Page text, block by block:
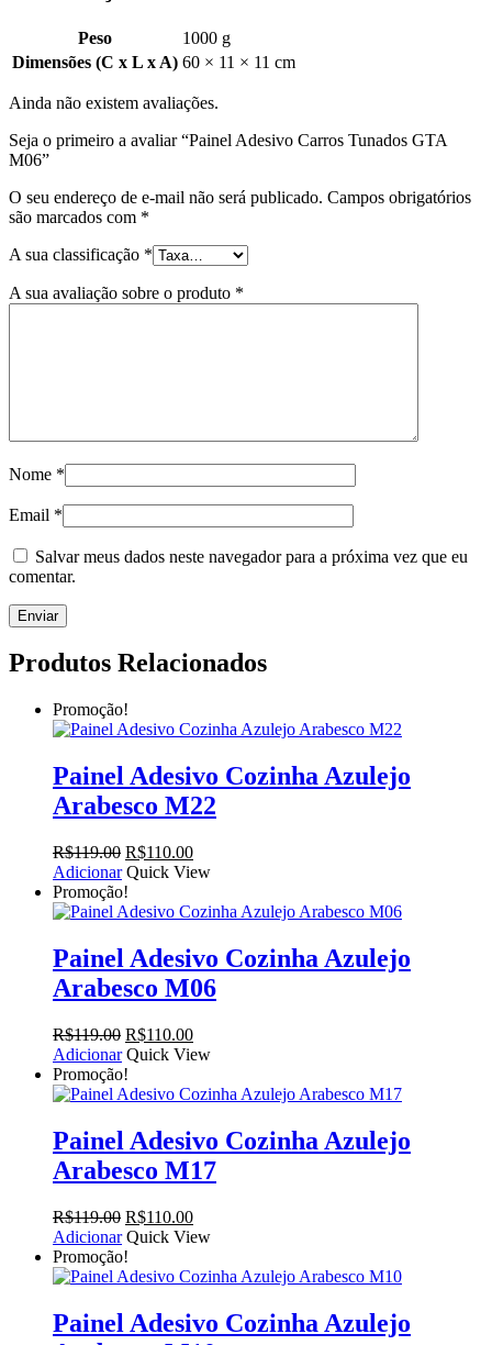
Peso
1000 g
Dimensões (C x L x A) 60 × 11 × 11 cm
Ainda não existem avaliações.
Seja o primeiro a avaliar “Painel Adesivo Carros Tunados GTA
M06”
O seu endereço de e-mail não será publicado. Campos obrigatórios
são marcados com *
A sua classificação *
A sua avaliação sobre o produto *
Nome *
Email *
Salvar meus dados neste navegador para a próxima vez que eu
comentar.
Produtos Relacionados
Promoção!
Painel Adesivo Cozinha Azulejo
Arabesco M22
R$119.00 O
preço
original
era:
R$110.00O
preço
é:
Adicionar Quick View
Promoção!
Painel Adesivo Cozinha Azulejo
Arabesco M06
R$119.00 O
preço
original
era:
R$110.00O
preço
é:
Adicionar Quick View
Promoção!
Painel Adesivo Cozinha Azulejo
Arabesco M17
R$119.00 O
preço
original
era:
R$110.00O
preço
é:
Adicionar Quick View
Promoção!
Painel Adesivo Cozinha Azulejo